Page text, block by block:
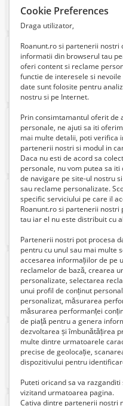
Verifica
fabrica
1800
Verifica
fabrica
1800
3500 Lei
Cookie Preferences
Draga utilizator,
Roanunt.ro si partenerii nostri
informatii din browserul tau
oferi content si reclame
functie de interesele si
date sunt folosite pentru
nostru si pe Internet.
Prin consimtamantul oferit de
personale, ne ajuti sa iti
mai multe detalii, poti verifica
partenerii nostri si modul in
Daca nu esti de acord sa
personale, nu vom putea sa
de navigare pe site-ul nostru
sau reclame personalizate.
specific serviciului pe care il
Roanunt.ro si partenerii
tau iar el nu este distribuit cu
Partenerii nostri pot procesa
pentru cu unul sau mai multe
accesarea informațiilor de pe
reclamelor de bază, crearea
personalizate, selectarea
unui profil de conținut
personalizat, măsurarea
măsurarea performanței
de piață pentru a genera
dezvoltarea și îmbunătățirea
multe dintre urmatoarele
precise de geolocație,
dispozitivului pentru
Puteti oricand sa va
vizitand urmatoarea pagina.
Cativa dintre partenerii nostri